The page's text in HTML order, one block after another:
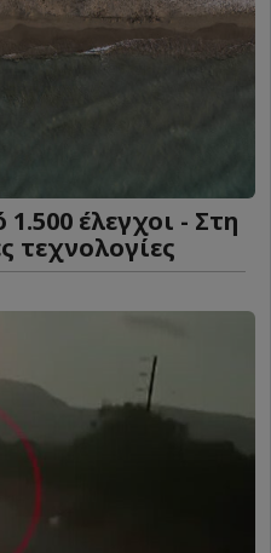
έλεγχοι - Στη
τεχνολογίες